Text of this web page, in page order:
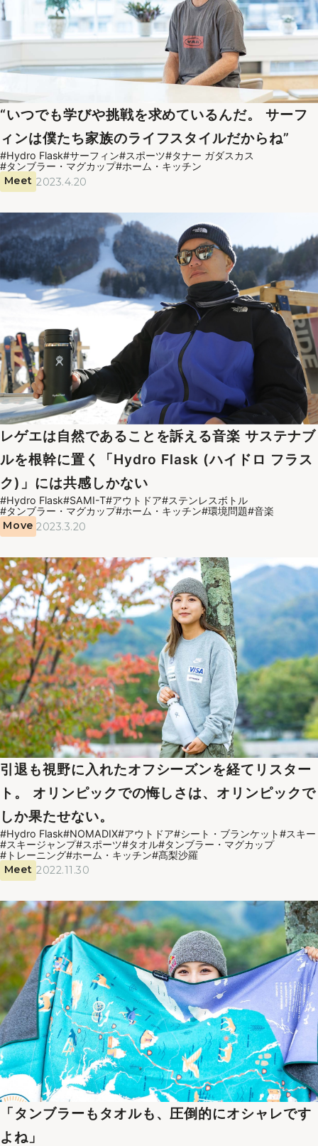
“いつでも学びや挑戦を求めているんだ。 サーフ
ィンは僕たち家族のライフスタイルだからね”
#Hydro Flask#サーフィン#スポーツ#タナー ガダスカス
#タンブラー・マグカップ#ホーム・キッチン
Meet 2023.4.20
レゲエは自然であることを訴える音楽 サステナブ
ルを根幹に置く「Hydro Flask (ハイドロ フラス
ク)」には共感しかない
#Hydro Flask#SAMI-T#アウトドア#ステンレスボトル
#タンブラー・マグカップ#ホーム・キッチン#環境問題#音楽
Move 2023.3.20
引退も視野に入れたオフシーズンを経てリスター
ト。 オリンピックでの悔しさは、オリンピックで
しか果たせない。
#Hydro Flask#NOMADIX#アウトドア#シート・ブランケット#スキー
#スキージャンプ#スポーツ#タオル#タンブラー・マグカップ
#トレーニング#ホーム・キッチン#髙梨沙羅
Meet 2022.11.30
「タンブラーもタオルも、圧倒的にオシャレです
よね」